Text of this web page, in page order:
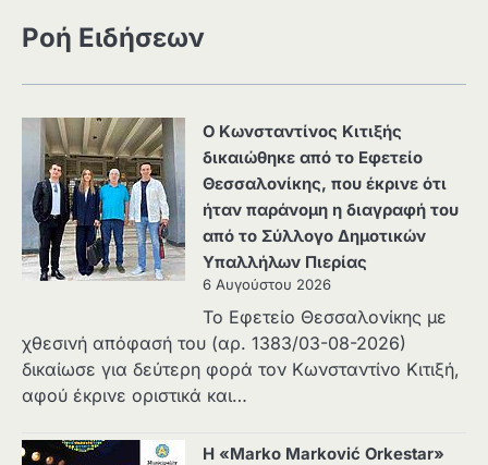
Ροή Ειδήσεων
Ο Κωνσταντίνος Κιτιξής
δικαιώθηκε από το Εφετείο
Θεσσαλονίκης, που έκρινε ότι
ήταν παράνομη η διαγραφή του
από το Σύλλογο Δημοτικών
Υπαλλήλων Πιερίας
6 Αυγούστου 2026
Το Εφετείο Θεσσαλονίκης με
χθεσινή απόφασή του (αρ. 1383/03-08-2026)
δικαίωσε για δεύτερη φορά τον Κωνσταντίνο Κιτιξή,
αφού έκρινε οριστικά και…
Η «Marko Marković Orkestar»